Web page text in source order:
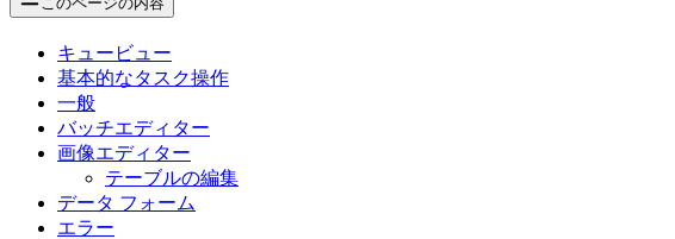
キュービュー
基本的なタスク操作
一般
バッチエディター
画像エディター
テーブルの編集
データ フォーム
エラー